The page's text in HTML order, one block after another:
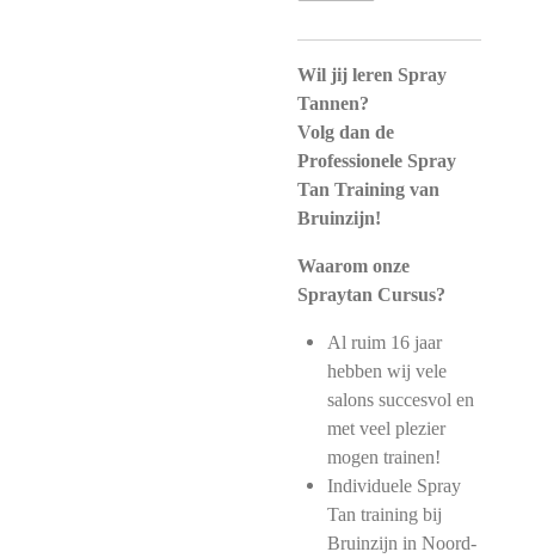
Wil jij leren Spray
Tannen?
Volg dan de
Professionele Spray
Tan Training van
Bruinzijn!
Waarom onze
Spraytan Cursus?
Al ruim 16 jaar
hebben wij vele
salons succesvol en
met veel plezier
mogen trainen!
Individuele Spray
Tan training bij
Bruinzijn in Noord-